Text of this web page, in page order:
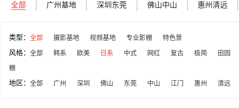
全部 广州基地 深圳东莞 佛山中山 惠州清远
类型： 全部 摄影基地 视频基地 专业影棚 特色景
风格： 全部 韩系 欧美 日系 中式 网红 复古 极简 田园
棚
地区： 全部 广州 深圳 佛山 东莞 中山 江门 惠州 清远